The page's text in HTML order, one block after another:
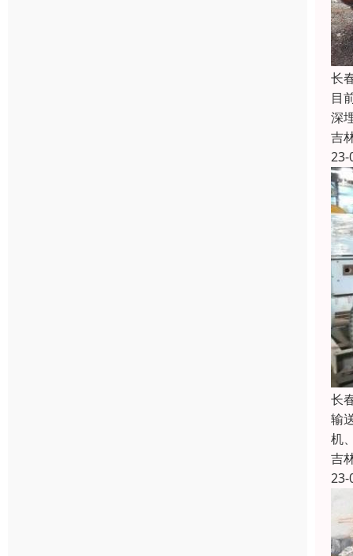
长
目
深
吉
23-
长
输
机
吉
23-